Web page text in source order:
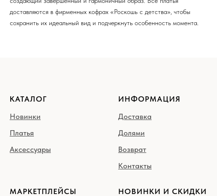
доставляются в фирменных кофрах «Роскошь с детства», чтобы
сохранить их идеальный вид и подчеркнуть особенность момента.
КАТАЛОГ
Новинки
Платья
Аксессуары
ИНФОРМАЦИЯ
Доставка
Долями
Возврат
Контакты
МАРКЕТПЛЕЙСЫ НОВИНКИ И СКИДКИ